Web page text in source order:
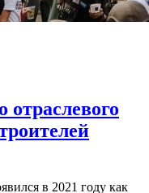
отраслевого
в 2021 году как